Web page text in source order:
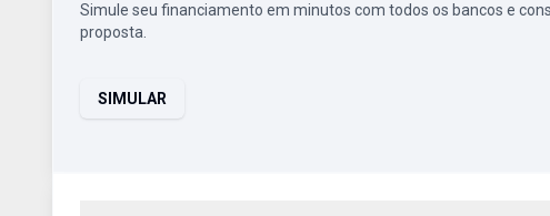
Simule seu financiamento em minutos com todos os bancos e
proposta.
SIMULAR